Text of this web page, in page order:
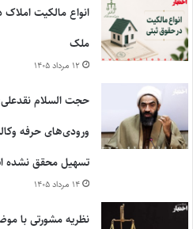
ملک
۱۲ مرداد ۱۴۰۵
حجت السلام
ورودی‌های حرفه
تسهیل محقق نشده
۱۴ مرداد ۱۴۰۵
نظریه مشورتی با